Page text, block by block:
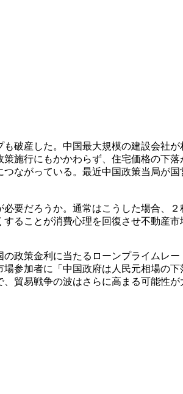
破産した。中国最大規模の建設会社
施行にもかかわらず、住宅価格の下
ながっている。最近中国政策当局が
要だろうか。通常はこうした場合、
ることが消費心理を回復させ不動産
政策金利に当たるローンプライムレ
参加者に「中国政府は人民元相場の
貿易戦争の波はさらに高まる可能性が